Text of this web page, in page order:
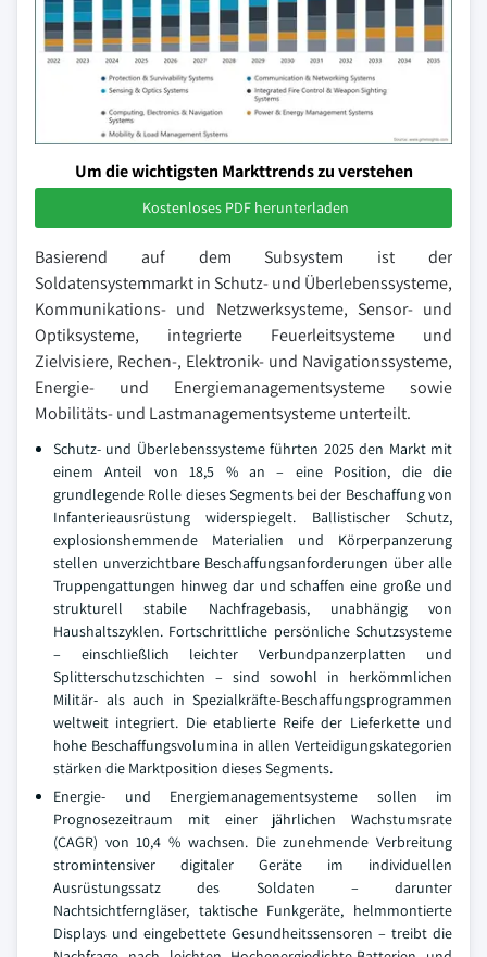
Um die wichtigsten Markttrends zu verstehen
Kostenloses PDF herunterladen
Basierend auf dem Subsystem ist der
Soldatensystemmarkt in Schutz- und Überlebenssysteme,
Kommunikations- und Netzwerksysteme, Sensor- und
Optiksysteme, integrierte Feuerleitsysteme und
Zielvisiere, Rechen-, Elektronik- und Navigationssysteme,
Energie- und Energiemanagementsysteme sowie
Mobilitäts- und Lastmanagementsysteme unterteilt.
Schutz- und Überlebenssysteme führten 2025 den Markt mit
einem Anteil von 18,5 % an – eine Position, die die
grundlegende Rolle dieses Segments bei der Beschaffung von
Infanterieausrüstung widerspiegelt. Ballistischer Schutz,
explosionshemmende Materialien und Körperpanzerung
stellen unverzichtbare Beschaffungsanforderungen über alle
Truppengattungen hinweg dar und schaffen eine große und
strukturell stabile Nachfragebasis, unabhängig von
Haushaltszyklen. Fortschrittliche persönliche Schutzsysteme
– einschließlich leichter Verbundpanzerplatten und
Splitterschutzschichten – sind sowohl in herkömmlichen
Militär- als auch in Spezialkräfte-Beschaffungsprogrammen
weltweit integriert. Die etablierte Reife der Lieferkette und
hohe Beschaffungsvolumina in allen Verteidigungskategorien
stärken die Marktposition dieses Segments.
Energie- und Energiemanagementsysteme sollen im
Prognosezeitraum mit einer jährlichen Wachstumsrate
(CAGR) von 10,4 % wachsen. Die zunehmende Verbreitung
stromintensiver digitaler Geräte im individuellen
Ausrüstungssatz des Soldaten – darunter
Nachtsichtferngläser, taktische Funkgeräte, helmmontierte
Displays und eingebettete Gesundheitssensoren – treibt die